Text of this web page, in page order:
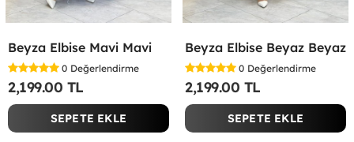
Beyza Elbise Mavi Mavi
0 Değerlendirme
2,199.00 TL
SEPETE EKLE
Beyza Elbise Beyaz Beyaz
0 Değerlendirme
2,199.00 TL
SEPETE EKLE